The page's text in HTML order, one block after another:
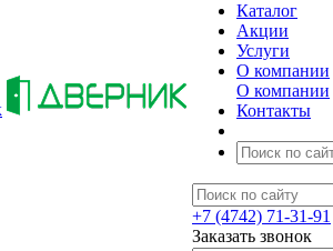
Каталог
Акции
Услуги
О компании
О компании
Контакты
+7 (4742) 71-31-91
Заказать звонок